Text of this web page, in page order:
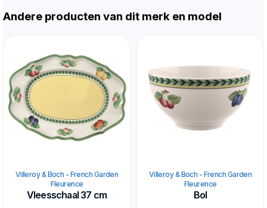
Andere producten van dit merk en model
Villeroy & Boch - French Garden
Fleurence
Vleesschaal 37 cm
Villeroy & Boch - French Garden
Fleurence
Bol